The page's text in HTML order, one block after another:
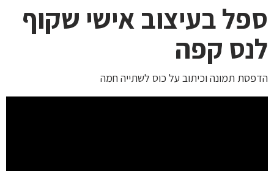
ספל בעיצוב אישי שקוף
לנס קפה
הדפסת תמונה וכיתוב על כוס לשתייה חמה